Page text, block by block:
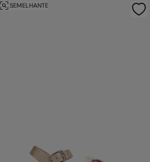
SEMELHANTE